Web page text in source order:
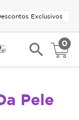
Exclusivos
search 0
Pele